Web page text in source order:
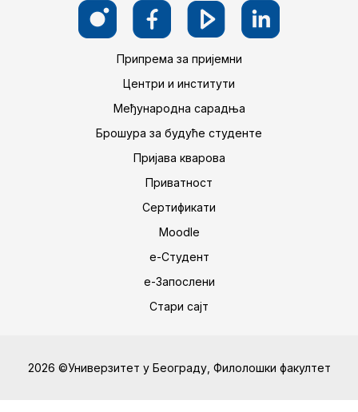
Припрема за пријемни
Центри и институти
Међународна сарадња
Брошура за будуће студенте
Пријава кварова
Приватност
Сертификати
Moodle
е-Студент
е-Запослени
Стари сајт
2026 ©Универзитет у Београду, Филолошки факултет